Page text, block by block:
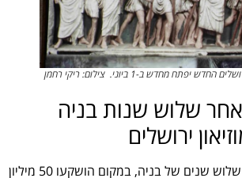
יפתח מחדש ב-1 ביוני. צילום: ריקי רחמן
שלוש שנות בניה
ירושלים
המוזיאון נפתח לאחר שלוש שנים של בניה, במקום הושקעו 50 מיליון